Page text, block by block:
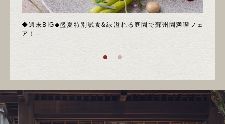
◆週末BIG◆盛夏特別試食&緑溢れる庭園で蘇州園満喫フェ
ア！